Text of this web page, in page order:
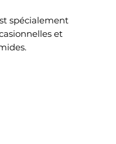
spécialement
et